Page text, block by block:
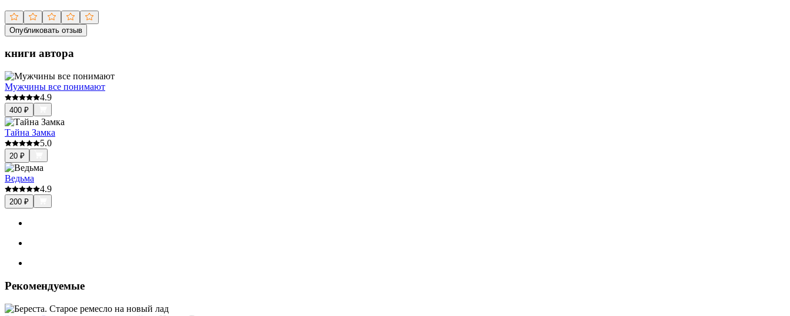
Опубликовать отзыв
книги автора
Мужчины все понимают
4.9
400 ₽
Тайна Замка
5.0
20 ₽
Ведьма
4.9
200 ₽
Рекомендуемые